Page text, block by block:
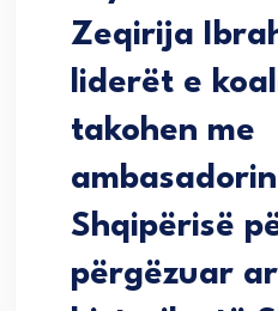
Zeqirija
liderët e
takohen me
Shqipërisë
përgëzuar